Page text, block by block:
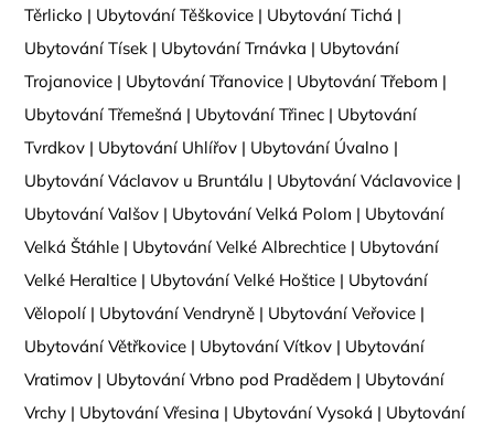
Těrlicko | Ubytování Těškovice | Ubytování Tichá |
Ubytování Tísek | Ubytování Trnávka | Ubytování
Trojanovice | Ubytování Třanovice | Ubytování Třebom |
Ubytování Třemešná | Ubytování Třinec | Ubytování
Tvrdkov | Ubytování Uhlířov | Ubytování Úvalno |
Ubytování Václavov u Bruntálu | Ubytování Václavovice |
Ubytování Valšov | Ubytování Velká Polom | Ubytování
Velká Štáhle | Ubytování Velké Albrechtice | Ubytování
Velké Heraltice | Ubytování Velké Hoštice | Ubytování
Vělopolí | Ubytování Vendryně | Ubytování Veřovice |
Ubytování Větřkovice | Ubytování Vítkov | Ubytování
Vratimov | Ubytování Vrbno pod Pradědem | Ubytování
Vrchy | Ubytování Vřesina | Ubytování Vysoká | Ubytování